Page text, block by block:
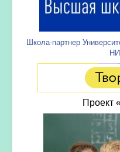
Школа-партнер
Проект